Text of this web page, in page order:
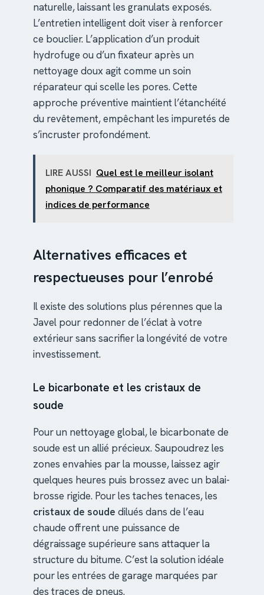
naturelle, laissant les granulats exposés.
L’entretien intelligent doit viser à renforcer
ce bouclier. L’application d’un produit
hydrofuge ou d’un fixateur après un
nettoyage doux agit comme un soin
réparateur qui scelle les pores. Cette
approche préventive maintient l’étanchéité
du revêtement, empêchant les impuretés de
s’incruster profondément.
LIRE AUSSI Quel est le meilleur isolant
phonique ? Comparatif des matériaux et
indices de performance
Alternatives efficaces et
respectueuses pour l’enrobé
Il existe des solutions plus pérennes que la
Javel pour redonner de l’éclat à votre
extérieur sans sacrifier la longévité de votre
investissement.
Le bicarbonate et les cristaux de
soude
Pour un nettoyage global, le bicarbonate de
soude est un allié précieux. Saupoudrez les
zones envahies par la mousse, laissez agir
quelques heures puis brossez avec un balai-
brosse rigide. Pour les taches tenaces, les
cristaux de soude dilués dans de l’eau
chaude offrent une puissance de
dégraissage supérieure sans attaquer la
structure du bitume. C’est la solution idéale
pour les entrées de garage marquées par
des traces de pneus.